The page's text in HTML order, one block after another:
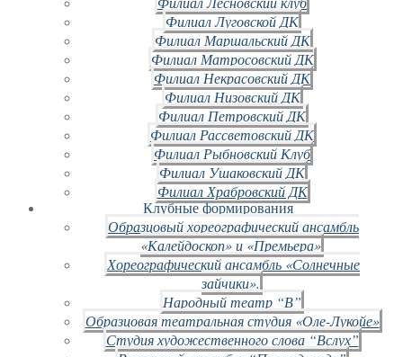
Филиал Луговской ДК
Филиал Маршальский ДК
Филиал Матросовский ДК
Филиал Некрасовский ДК
Филиал Низовский ДК
Филиал Петровский ДК
Филиал Рассветовский ДК
Филиал Рыбновский Клуб
Филиал Ушаковский ДК
Филиал Храбровский ДК
Клубные формирования
Образцовый хореографический ансамбль
«Калейдоскоп» и «Премьера»
Хореографический ансамбль «Солнечные
зайчики».
Народный театр “В”
Образцовая театральная студия «Оле-Лукойе»
Студия художественного слова “Вслух”